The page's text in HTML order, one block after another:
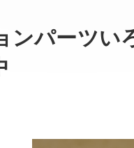
ンパーツい